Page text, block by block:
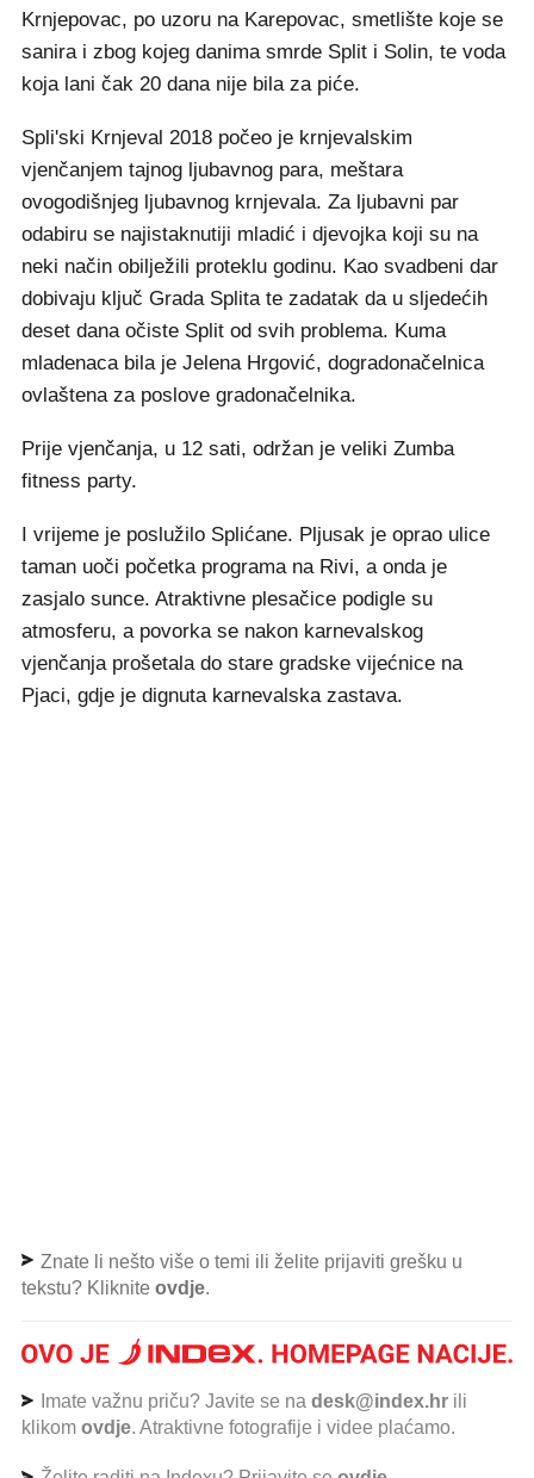
Krnjepovac, po uzoru na Karepovac, smetlište koje se
sanira i zbog kojeg danima smrde Split i Solin, te voda
koja lani čak 20 dana nije bila za piće.
Spli'ski Krnjeval 2018 počeo je krnjevalskim
vjenčanjem tajnog ljubavnog para, meštara
ovogodišnjeg ljubavnog krnjevala. Za ljubavni par
odabiru se najistaknutiji mladić i djevojka koji su na
neki način obilježili proteklu godinu. Kao svadbeni dar
dobivaju ključ Grada Splita te zadatak da u sljedećih
deset dana očiste Split od svih problema. Kuma
mladenaca bila je Jelena Hrgović, dogradonačelnica
ovlaštena za poslove gradonačelnika.
Prije vjenčanja, u 12 sati, održan je veliki Zumba
fitness party.
I vrijeme je poslužilo Splićane. Pljusak je oprao ulice
taman uoči početka programa na Rivi, a onda je
zasjalo sunce. Atraktivne plesačice podigle su
atmosferu, a povorka se nakon karnevalskog
vjenčanja prošetala do stare gradske vijećnice na
Pjaci, gdje je dignuta karnevalska zastava.
Znate li nešto više o temi ili želite prijaviti grešku u
tekstu? Kliknite ovdje.
Imate važnu priču? Javite se na desk@index.hr ili
klikom ovdje. Atraktivne fotografije i videe plaćamo.